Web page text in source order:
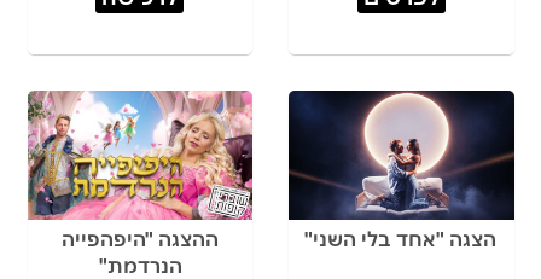
הצגה "אחד בלי השני"
ההצגה "היפהפייה
הנרדמת"